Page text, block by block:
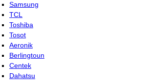
Samsung
TCL
Toshiba
Tosot
Aeronik
Berlingtoun
Centek
Dahatsu